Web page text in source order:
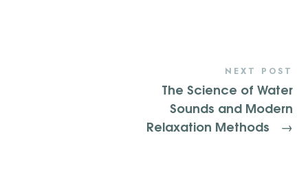
NEXT POST
The Science of Water
Sounds and Modern
Relaxation Methods
→